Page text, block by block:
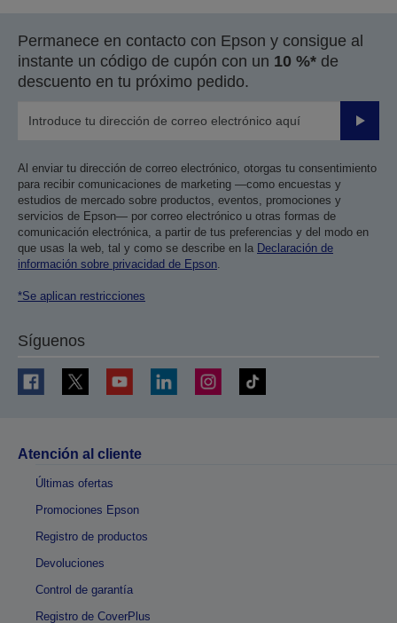
Permanece en contacto con Epson y consigue al
instante un código de cupón con un 10 %* de
descuento en tu próximo pedido.
Enviar
Al enviar tu dirección de correo electrónico, otorgas tu consentimiento
para recibir comunicaciones de marketing —como encuestas y
estudios de mercado sobre productos, eventos, promociones y
servicios de Epson— por correo electrónico u otras formas de
comunicación electrónica, a partir de tus preferencias y del modo en
que usas la web, tal y como se describe en la Declaración de
información sobre privacidad de Epson.
*Se aplican restricciones
Síguenos
Atención al cliente
Últimas ofertas
Promociones Epson
Registro de productos
Devoluciones
Control de garantía
Registro de CoverPlus